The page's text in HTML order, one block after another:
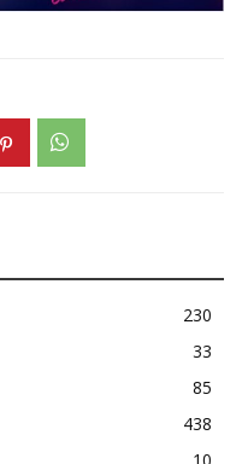
230
33
85
438
10